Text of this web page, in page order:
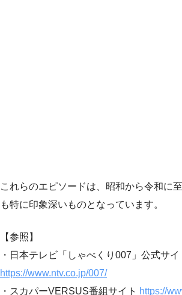
これらのエピソードは、昭和から令和に
も特に印象深いものとなっています。
【参照】
・日本テレビ「しゃべくり007」公式サイ
https://www.ntv.co.jp/007/
・スカパーVERSUS番組サイト https://